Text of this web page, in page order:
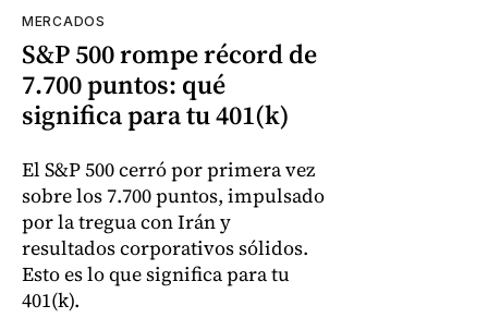
MERCADOS
S&P 500 rompe récord de
7.700 puntos: qué
significa para tu 401(k)
El S&P 500 cerró por primera vez
sobre los 7.700 puntos, impulsado
por la tregua con Irán y
resultados corporativos sólidos.
Esto es lo que significa para tu
401(k).